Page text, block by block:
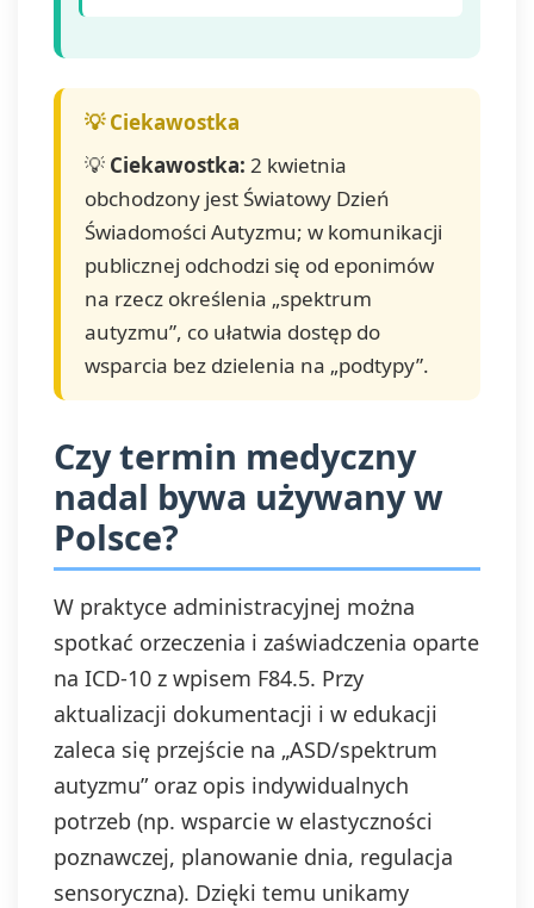
💡 Ciekawostka: 2 kwietnia
obchodzony jest Światowy Dzień
Świadomości Autyzmu; w komunikacji
publicznej odchodzi się od eponimów
na rzecz określenia „spektrum
autyzmu”, co ułatwia dostęp do
wsparcia bez dzielenia na „podtypy”.
Czy termin medyczny
nadal bywa używany w
Polsce?
W praktyce administracyjnej można
spotkać orzeczenia i zaświadczenia oparte
na ICD‑10 z wpisem F84.5. Przy
aktualizacji dokumentacji i w edukacji
zaleca się przejście na „ASD/spektrum
autyzmu” oraz opis indywidualnych
potrzeb (np. wsparcie w elastyczności
poznawczej, planowanie dnia, regulacja
sensoryczna). Dzięki temu unikamy